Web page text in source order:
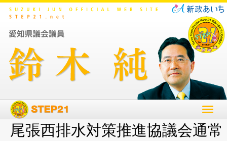
尾張西排水対策推進協議会通常